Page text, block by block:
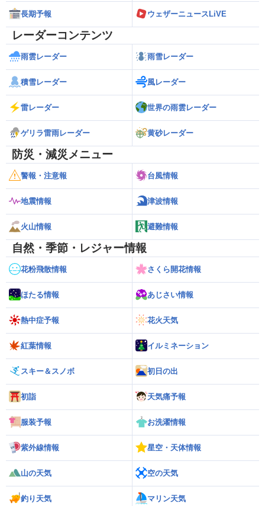
長期予報 ウェザーニュースLiVE
レーダーコンテンツ
雨雲レーダー 雨雪レーダー
積雪レーダー 風レーダー
雷レーダー 世界の雨雲レーダー
ゲリラ雷雨レーダー 黄砂レーダー
防災・減災メニュー
警報・注意報 台風情報
地震情報 津波情報
火山情報 避難情報
自然・季節・レジャー情報
花粉飛散情報 さくら開花情報
ほたる情報 あじさい情報
熱中症予報 花火天気
紅葉情報 イルミネーション
スキー＆スノボ 初日の出
初詣 天気痛予報
服装予報 お洗濯情報
紫外線情報 星空・天体情報
山の天気 空の天気
釣り天気 マリン天気